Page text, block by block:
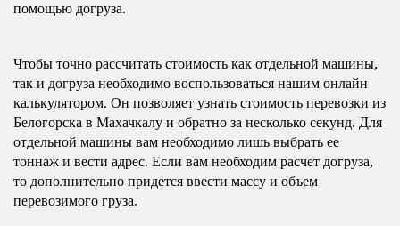
помощью догруза.
Чтобы точно рассчитать стоимость как отдельной машины,
так и догруза необходимо воспользоваться нашим онлайн
калькулятором. Он позволяет узнать стоимость перевозки из
Белогорска в Махачкалу и обратно за несколько секунд. Для
отдельной машины вам необходимо лишь выбрать ее
тоннаж и вести адрес. Если вам необходим расчет догруза,
то дополнительно придется ввести массу и объем
перевозимого груза.